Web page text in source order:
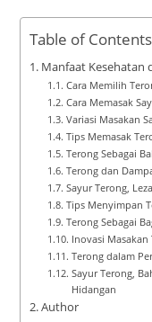
Table of Contents
Manfaat Kesehatan
Cara Memilih
Cara Memasak
Variasi Masakan
Tips Memasak
Terong Sebagai
Terong dan
Sayur Terong,
Tips Menyimpan
Terong Sebagai
Inovasi
Terong dalam
Sayur Terong,
Hidangan
Author